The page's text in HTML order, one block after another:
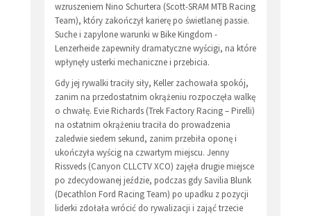
wzruszeniem Nino Schurtera (Scott-SRAM MTB Racing
Team), który zakończył karierę po świetlanej passie.
Suche i zapylone warunki w Bike Kingdom -
Lenzerheide zapewniły dramatyczne wyścigi, na które
wpłynęły usterki mechaniczne i przebicia.
Gdy jej rywalki traciły siły, Keller zachowała spokój,
zanim na przedostatnim okrążeniu rozpoczęła walkę
o chwałę. Evie Richards (Trek Factory Racing – Pirelli)
na ostatnim okrążeniu traciła do prowadzenia
zaledwie siedem sekund, zanim przebiła oponę i
ukończyła wyścig na czwartym miejscu. Jenny
Rissveds (Canyon CLLCTV XCO) zajęła drugie miejsce
po zdecydowanej jeździe, podczas gdy Savilia Blunk
(Decathlon Ford Racing Team) po upadku z pozycji
liderki zdołała wrócić do rywalizacji i zająć trzecie